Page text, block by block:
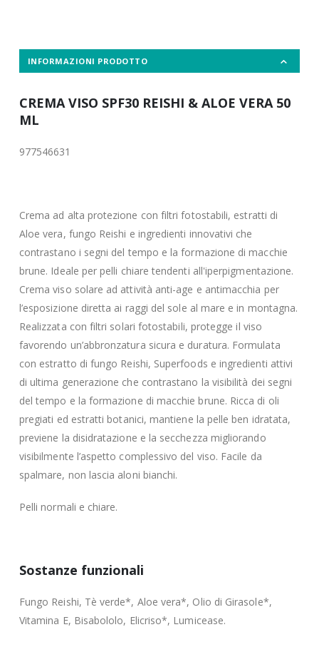
INFORMAZIONI PRODOTTO
CREMA VISO SPF30 REISHI & ALOE VERA 50
ML
977546631
Crema ad alta protezione con filtri fotostabili, estratti di
Aloe vera, fungo Reishi e ingredienti innovativi che
contrastano i segni del tempo e la formazione di macchie
brune. Ideale per pelli chiare tendenti all'iperpigmentazione.
Crema viso solare ad attività anti-age e antimacchia per
l’esposizione diretta ai raggi del sole al mare e in montagna.
Realizzata con filtri solari fotostabili, protegge il viso
favorendo un’abbronzatura sicura e duratura. Formulata
con estratto di fungo Reishi, Superfoods e ingredienti attivi
di ultima generazione che contrastano la visibilità dei segni
del tempo e la formazione di macchie brune. Ricca di oli
pregiati ed estratti botanici, mantiene la pelle ben idratata,
previene la disidratazione e la secchezza migliorando
visibilmente l’aspetto complessivo del viso. Facile da
spalmare, non lascia aloni bianchi.
Pelli normali e chiare.
Sostanze funzionali
Fungo Reishi, Tè verde*, Aloe vera*, Olio di Girasole*,
Vitamina E, Bisabololo, Elicriso*, Lumicease.